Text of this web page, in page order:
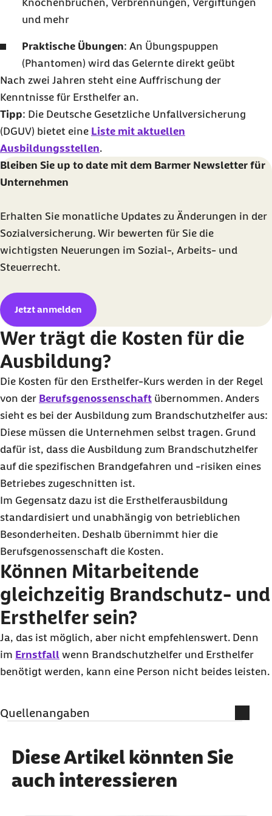
und mehr
Praktische Übungen: An Übungspuppen
(Phantomen) wird das Gelernte direkt geübt
Nach zwei Jahren steht eine Auffrischung der
Kenntnisse für Ersthelfer an.
Tipp: Die Deutsche Gesetzliche Unfallversicherung
(DGUV) bietet eine Liste mit aktuellen
Ausbildungsstellen.
Bleiben Sie up to date mit dem Barmer Newsletter für
Unternehmen
Erhalten Sie monatliche Updates zu Änderungen in der
Sozialversicherung. Wir bewerten für Sie die
wichtigsten Neuerungen im Sozial-, Arbeits- und
Steuerrecht.
Jetzt anmelden
Wer trägt die Kosten für die
Ausbildung?
Die Kosten für den Ersthelfer-Kurs werden in der Regel
von der Berufsgenossenschaft übernommen. Anders
sieht es bei der Ausbildung zum Brandschutzhelfer aus:
Diese müssen die Unternehmen selbst tragen. Grund
dafür ist, dass die Ausbildung zum Brandschutzhelfer
auf die spezifischen Brandgefahren und -risiken eines
Betriebes zugeschnitten ist.
Im Gegensatz dazu ist die Ersthelferausbildung
standardisiert und unabhängig von betrieblichen
Besonderheiten. Deshalb übernimmt hier die
Berufsgenossenschaft die Kosten.
Können Mitarbeitende
gleichzeitig Brandschutz- und
Ersthelfer sein?
Ja, das ist möglich, aber nicht empfehlenswert. Denn
im Ernstfall wenn Brandschutzhelfer und Ersthelfer
benötigt werden, kann eine Person nicht beides leisten.
Quellenangaben
Brandschutzhelfer
Brandschutzzentrale (Abruf vom 21.03.2025):
Ab wann sind Brandschutzhelfer Pflicht im
Diese Artikel könnten Sie
auch interessieren